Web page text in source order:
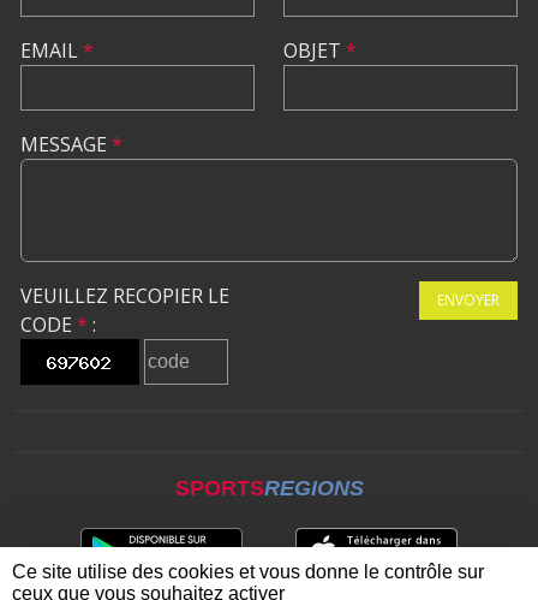
EMAIL* OBJET *
MESSAGE *
VEUILLEZ RECOPIER LE
CODE * :
ENVOYER
SPORTSREGIONS
Ce site utilise des cookies et vous donne le contrôle sur
ceux que vous souhaitez activer